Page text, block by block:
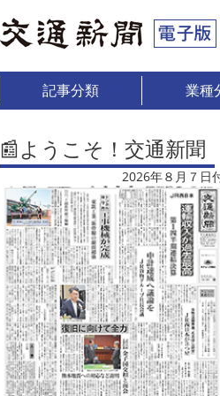
記事分類 業種
📰ようこそ！交通新聞
2026年８月７日